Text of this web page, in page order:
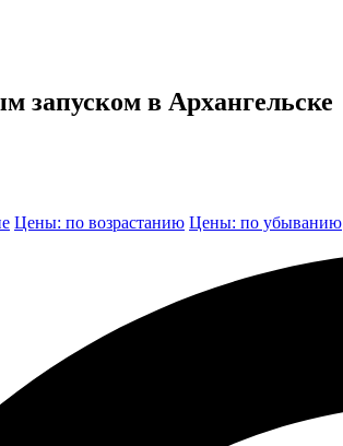
запуском в Архангельске
Цены: по возрастанию Цены: по убыванию